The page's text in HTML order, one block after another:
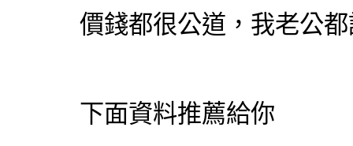
價錢都很公道，我老公
下面資料推薦給你